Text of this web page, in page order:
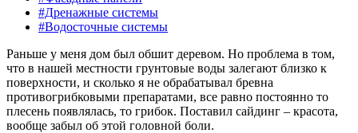
#Дренажные системы
#Водосточные системы
Раньше у меня дом был обшит деревом. Но проблема в том,
что в нашей местности грунтовые воды залегают близко к
поверхности, и сколько я не обрабатывал бревна
противогрибковыми препаратами, все равно постоянно то
плесень появлялась, то грибок. Поставил сайдинг – красота,
вообще забыл об этой головной боли.